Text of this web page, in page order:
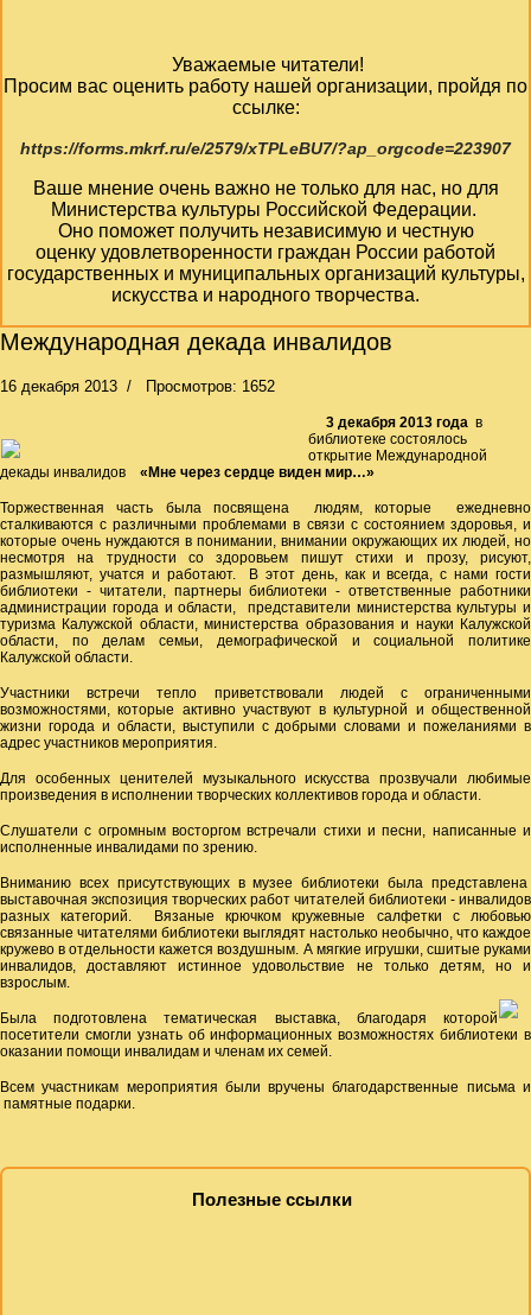
Уважаемые читатели!
Просим вас оценить работу нашей организации, пройдя по
ссылке:
https://forms.mkrf.ru/e/2579/xTPLeBU7/?ap_orgcode=223907
Ваше мнение очень важно не только для нас, но для
Министерства культуры Российской Федерации.
Оно поможет получить независимую и честную
оценку удовлетворенности граждан России работой
государственных и муниципальных организаций культуры,
искусства и народного творчества.
Международная декада инвалидов
16 декабря 2013 Просмотров: 1652
3 декабря 2013 года в
библиотеке состоялось
открытие Международной
декады инвалидов «Мне через сердце виден мир…»
Торжественная часть была посвящена людям, которые ежедневно
сталкиваются с различными проблемами в связи с состоянием здоровья, и
которые очень нуждаются в понимании, внимании окружающих их людей, но
несмотря на трудности со здоровьем пишут стихи и прозу, рисуют,
размышляют, учатся и работают. В этот день, как и всегда, с нами гости
библиотеки - читатели, партнеры библиотеки - ответственные работники
администрации города и области, представители министерства культуры и
туризма Калужской области, министерства образования и науки Калужской
области, по делам семьи, демографической и социальной политике
Калужской области.
Участники встречи тепло приветствовали людей с ограниченными
возможностями, которые активно участвуют в культурной и общественной
жизни города и области, выступили с добрыми словами и пожеланиями в
адрес участников мероприятия.
Для особенных ценителей музыкального искусства прозвучали любимые
произведения в исполнении творческих коллективов города и области.
Слушатели с огромным восторгом встречали стихи и песни, написанные и
исполненные инвалидами по зрению.
Вниманию всех присутствующих в музее библиотеки была представлена
выставочная экспозиция творческих работ читателей библиотеки - инвалидов
разных категорий. Вязаные крючком кружевные салфетки с любовью
связанные читателями библиотеки выглядят настолько необычно, что каждое
кружево в отдельности кажется воздушным. А мягкие игрушки, сшитые руками
инвалидов, доставляют истинное удовольствие не только детям, но и
взрослым.
Была подготовлена тематическая выставка, благодаря которой
посетители смогли узнать об информационных возможностях библиотеки в
оказании помощи инвалидам и членам их семей.
Всем участникам мероприятия были вручены благодарственные письма и
памятные подарки.
Полезные ссылки